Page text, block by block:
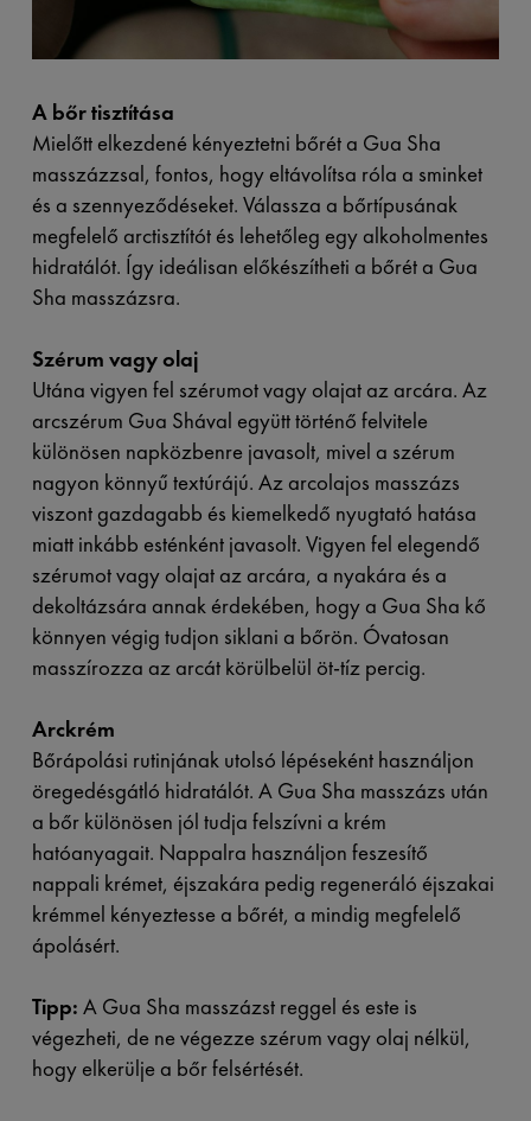
A bőr tisztítása
Mielőtt elkezdené kényeztetni bőrét a Gua Sha
masszázzsal, fontos, hogy eltávolítsa róla a sminket
és a szennyeződéseket. Válassza a bőrtípusának
megfelelő arctisztítót és lehetőleg egy alkoholmentes
hidratálót. Így ideálisan előkészítheti a bőrét a Gua
Sha masszázsra.
Szérum vagy olaj
Utána vigyen fel szérumot vagy olajat az arcára. Az
arcszérum Gua Shával együtt történő felvitele
különösen napközbenre javasolt, mivel a szérum
nagyon könnyű textúrájú. Az arcolajos masszázs
viszont gazdagabb és kiemelkedő nyugtató hatása
miatt inkább esténként javasolt. Vigyen fel elegendő
szérumot vagy olajat az arcára, a nyakára és a
dekoltázsára annak érdekében, hogy a Gua Sha kő
könnyen végig tudjon siklani a bőrön. Óvatosan
masszírozza az arcát körülbelül öt-tíz percig.
Arckrém
Bőrápolási rutinjának utolsó lépéseként használjon
öregedésgátló hidratálót. A Gua Sha masszázs után
a bőr különösen jól tudja felszívni a krém
hatóanyagait. Nappalra használjon feszesítő
nappali krémet, éjszakára pedig regeneráló éjszakai
krémmel kényeztesse a bőrét, a mindig megfelelő
ápolásért.
Tipp: A Gua Sha masszázst reggel és este is
végezheti, de ne végezze szérum vagy olaj nélkül,
hogy elkerülje a bőr felsértését.